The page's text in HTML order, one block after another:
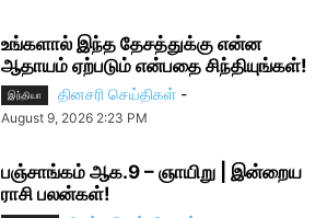
உங்களால் இந்த தேசத்துக்கு என்ன
ஆதாயம் ஏற்படும் என்பதை சிந்தியுங்கள்!
இந்தியா தினசரி செய்திகள் -
August 9, 2026 2:23 PM
பஞ்சாங்கம் ஆக.9 – ஞாயிறு | இன்றைய
ராசி பலன்கள்!